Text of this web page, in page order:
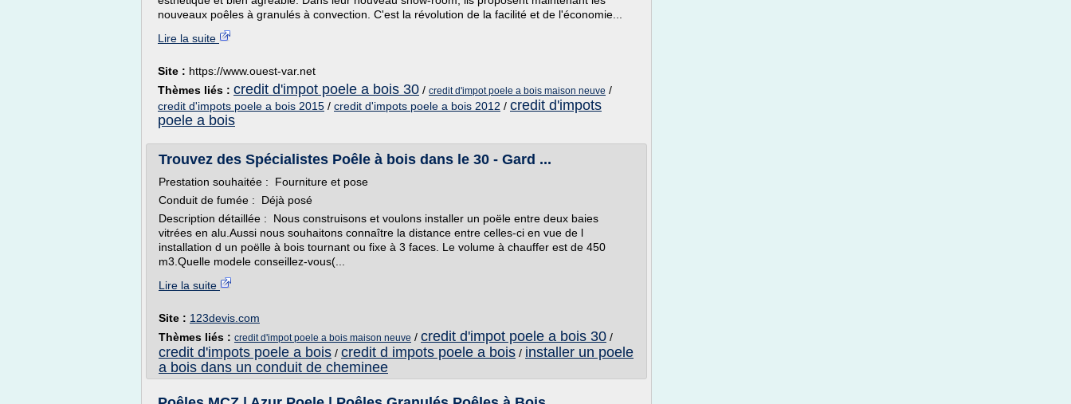
nouveaux poêles à granulés à convection. C'est la révolution de la facilité et de l'économie...
Lire la suite
Site : https://www.ouest-var.net
Thèmes liés : credit d'impot poele a bois 30 / credit d'impot poele a bois maison neuve /
credit d'impots poele a bois 2015 / credit d'impots poele a bois 2012 / credit d'impots
poele a bois
Trouvez des Spécialistes Poêle à bois dans le 30 - Gard ...
Prestation souhaitée : Fourniture et pose
Conduit de fumée : Déjà posé
Description détaillée : Nous construisons et voulons installer un poële entre deux baies
vitrées en alu.Aussi nous souhaitons connaître la distance entre celles-ci en vue de l
installation d un poëlle à bois tournant ou fixe à 3 faces. Le volume à chauffer est de 450
m3.Quelle modele conseillez-vous(...
Lire la suite
Site : 123devis.com
Thèmes liés : credit d'impot poele a bois maison neuve / credit d'impot poele a bois 30 /
credit d'impots poele a bois / credit d impots poele a bois / installer un poele
a bois dans un conduit de cheminee